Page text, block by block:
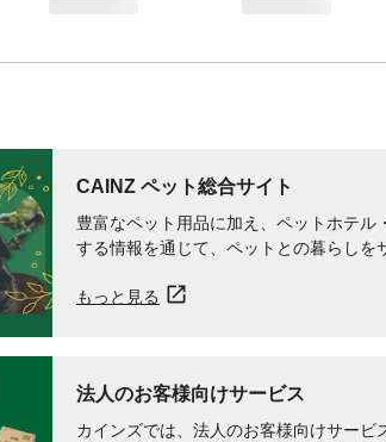
CAINZ ペット総合サイト
豊富なペット用品に加え、ペットホテ
する情報を通じて、ペットとの暮らしを
もっと見る
法人のお客様向けサービス
カインズでは、法人のお客様向けサー